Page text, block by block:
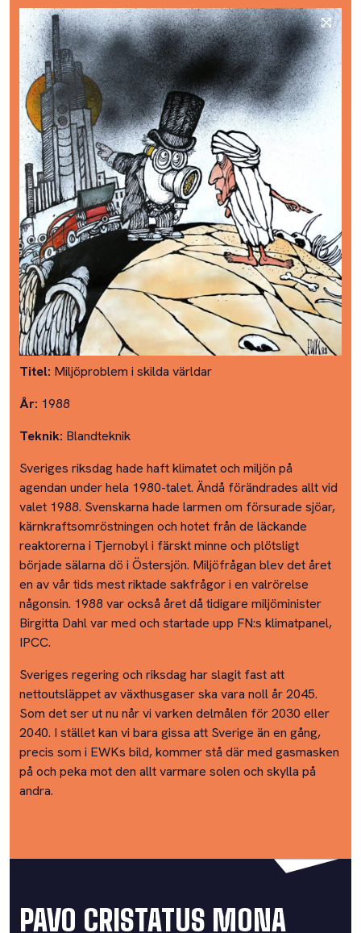
Titel: Miljöproblem i skilda världar
År: 1988
Teknik: Blandteknik
Sveriges riksdag hade haft klimatet och miljön på
agendan under hela 1980-talet. Ändå förändrades allt vid
valet 1988. Svenskarna hade larmen om försurade sjöar,
kärnkraftsomröstningen och hotet från de läckande
reaktorerna i Tjernobyl i färskt minne och plötsligt
började sälarna dö i Östersjön. Miljöfrågan blev det året
en av vår tids mest riktade sakfrågor i en valrörelse
någonsin. 1988 var också året då tidigare miljöminister
Birgitta Dahl var med och startade upp FN:s klimatpanel,
IPCC.
Sveriges regering och riksdag har slagit fast att
nettoutsläppet av växthusgaser ska vara noll år 2045.
Som det ser ut nu når vi varken delmålen för 2030 eller
2040. I stället kan vi bara gissa att Sverige än en gång,
precis som i EWKs bild, kommer stå där med gasmasken
på och peka mot den allt varmare solen och skylla på
andra.
PAVO CRISTATUS MONA